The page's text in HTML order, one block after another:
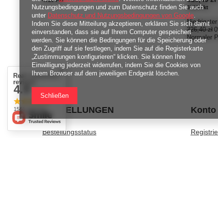
6528 Pkt
326,40 zł
Normaler
BESTELLUNGEN
Bestellungsstatus
Konto
Real customers
reviews
4.9
1561 reviews
Nutzungsbedingungen und zum Datenschutz finden Sie auch
unter Datenschutz und Nutzungsbedingungen von Google.
Indem Sie diese Mitteilung akzeptieren, erklären Sie sich damit
einverstanden, dass sie auf Ihrem Computer gespeichert
werden. Sie können die Bedingungen für die Speicherung oder
den Zugriff auf sie festlegen, indem Sie auf die Registerkarte
„Zustimmungen konfigurieren“ klicken. Sie können Ihre
Einwilligung jederzeit widerrufen, indem Sie die Cookies von
Ihrem Browser auf dem jeweiligen Endgerät löschen.
Schließen